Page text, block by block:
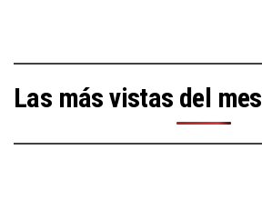
Las más vistas del mes